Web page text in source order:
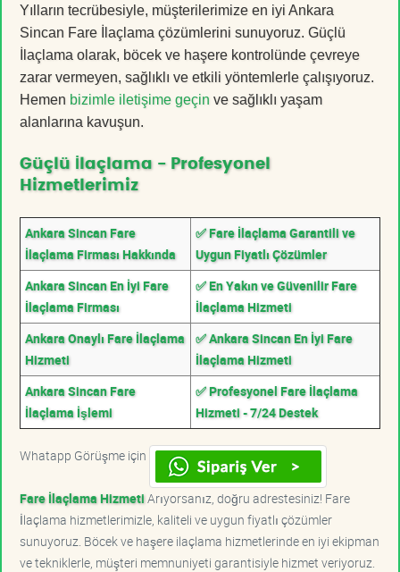
Yılların tecrübesiyle, müşterilerimize en iyi Ankara
Sincan Fare İlaçlama çözümlerini sunuyoruz. Güçlü
İlaçlama olarak, böcek ve haşere kontrolünde çevreye
zarar vermeyen, sağlıklı ve etkili yöntemlerle çalışıyoruz.
Hemen bizimle iletişime geçin ve sağlıklı yaşam
alanlarına kavuşun.
Güçlü İlaçlama - Profesyonel
Hizmetlerimiz
Ankara Sincan Fare
İlaçlama Firması Hakkında
✅ Fare İlaçlama Garantili ve
Uygun Fiyatlı Çözümler
Ankara Sincan En İyi Fare
İlaçlama Firması
✅ En Yakın ve Güvenilir Fare
İlaçlama Hizmeti
Ankara Onaylı Fare İlaçlama
Hizmeti
✅ Ankara Sincan En İyi Fare
İlaçlama Hizmeti
Ankara Sincan Fare
İlaçlama İşlemi
✅ Profesyonel Fare İlaçlama
Hizmeti - 7/24 Destek
Whatapp Görüşme için
Fare İlaçlama HizmetiArıyorsanız, doğru adrestesiniz! Fare
İlaçlama hizmetlerimizle, kaliteli ve uygun fiyatlı çözümler
sunuyoruz. Böcek ve haşere ilaçlama hizmetlerinde en iyi ekipman
ve tekniklerle, müşteri memnuniyeti garantisiyle hizmet veriyoruz.